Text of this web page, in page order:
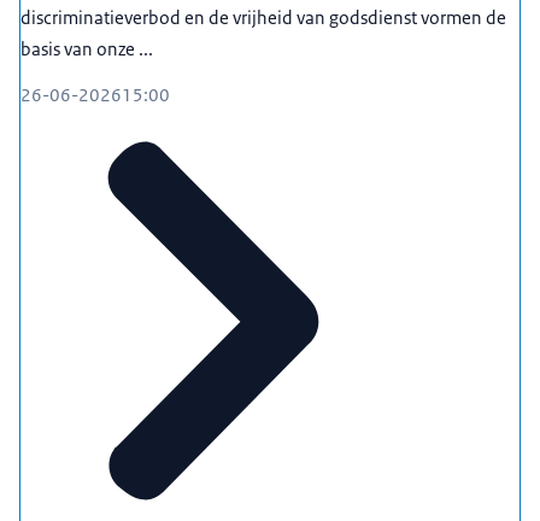
discriminatieverbod en de vrijheid van godsdienst vormen de
basis van onze ...
26-06-202615:00